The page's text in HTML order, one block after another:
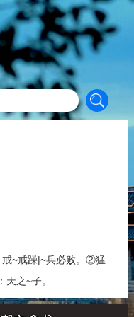
~戒躁|~兵必败。②猛
之~子。